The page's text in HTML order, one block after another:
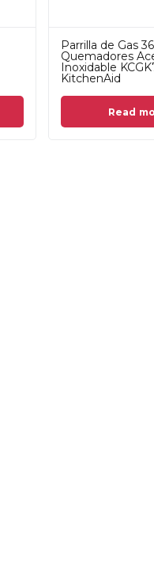
Parrilla de Gas
Quemadores
Inoxidable
KitchenAid
Read